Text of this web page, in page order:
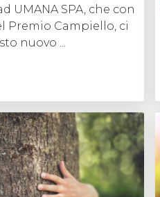
UMANA SPA, che con
Premio Campiello, ci
nuovo ...